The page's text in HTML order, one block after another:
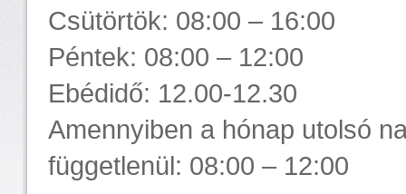
Csütörtök: 08:00 – 16:00
Péntek: 08:00 – 12:00
Ebédidő: 12.00-12.30
Amennyiben a hónap utolsó
függetlenül: 08:00 – 12:00